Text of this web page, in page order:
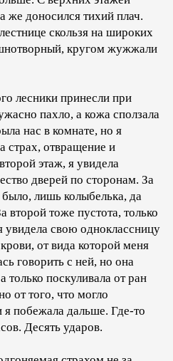
же доносился тихий плач.
скользя на широких
кругом жужжали
лесники принесли при
пахло, а кожа сползала
нас в комнате, но я
страх, отвращение и
этаж, я увидела
дверей по сторонам. За
лишь колыбелька, да
второй тоже пустота, только
увидела свою одноклассницу
от вида которой меня
говорить с ней, но она
поскуливала от ран
от того, что могло
побежала дальше. Где-то
Десять ударов.